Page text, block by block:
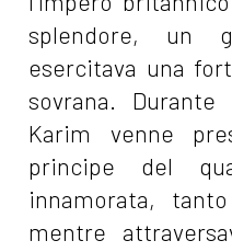
splendore, un
esercitava una
sovrana.
Karim venne
principe del
innamorata,
mentre